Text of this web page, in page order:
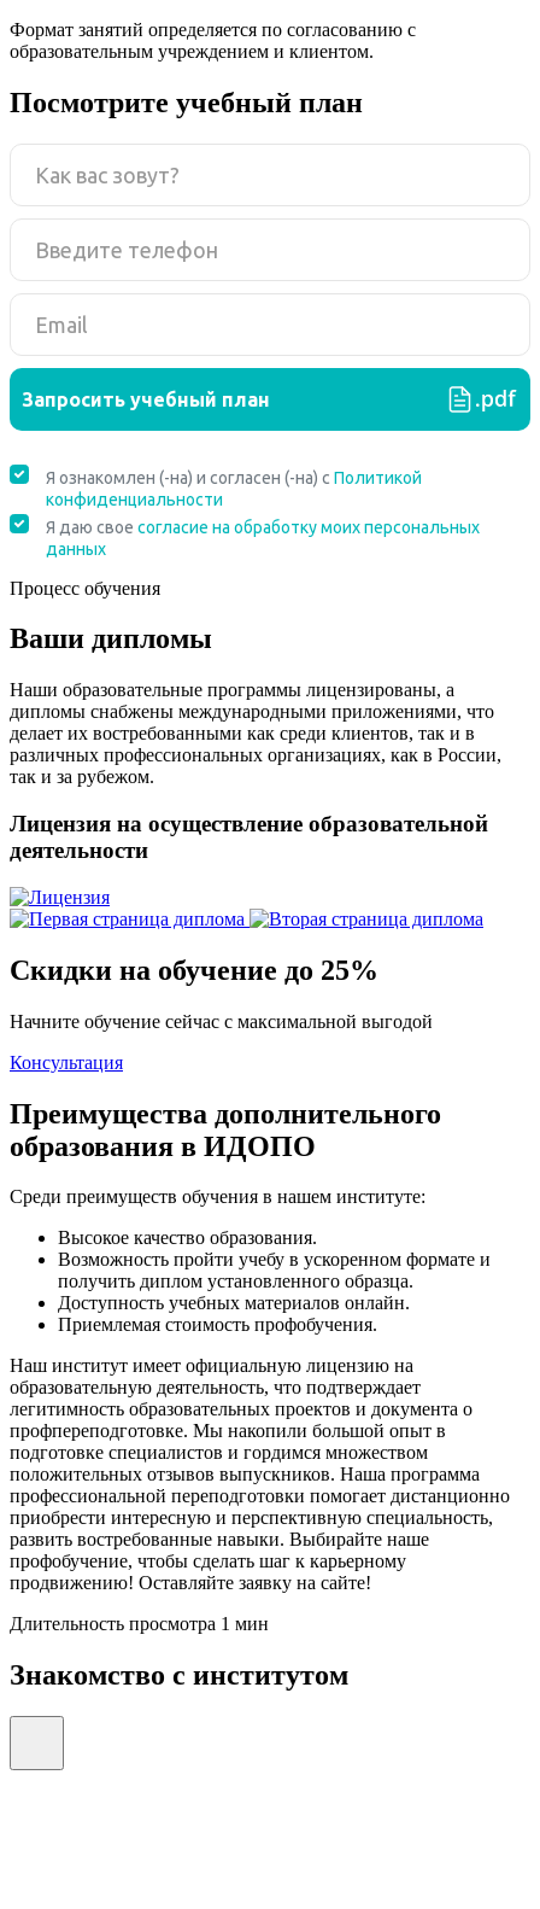
Формат занятий определяется по согласованию с
образовательным учреждением и клиентом.
Посмотрите учебный план
Процесс обучения
Ваши дипломы
Наши образовательные программы лицензированы, а
дипломы снабжены международными приложениями, что
делает их востребованными как среди клиентов, так и в
различных профессиональных организациях, как в России,
так и за рубежом.
Лицензия на осуществление образовательной
деятельности
Скидки на обучение до 25%
Начните обучение сейчас с максимальной выгодой
Консультация
Преимущества дополнительного
образования в ИДОПО
Среди преимуществ обучения в нашем институте:
Высокое качество образования.
Возможность пройти учебу в ускоренном формате и
получить диплом установленного образца.
Доступность учебных материалов онлайн.
Приемлемая стоимость профобучения.
Наш институт имеет официальную лицензию на
образовательную деятельность, что подтверждает
легитимность образовательных проектов и документа о
профпереподготовке. Мы накопили большой опыт в
подготовке специалистов и гордимся множеством
положительных отзывов выпускников. Наша программа
профессиональной переподготовки помогает дистанционно
приобрести интересную и перспективную специальность,
развить востребованные навыки. Выбирайте наше
профобучение, чтобы сделать шаг к карьерному
продвижению! Оставляйте заявку на сайте!
Длительность просмотра 1 мин
Знакомство с институтом